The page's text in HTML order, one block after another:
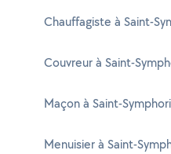
Chauffagiste à Saint-
Couvreur à Saint-
Maçon à Saint-
Menuisier à Saint-